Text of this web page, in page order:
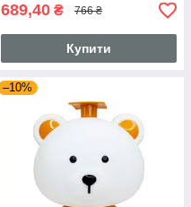
689,40 ₴ 766 ₴
Купити
–10%